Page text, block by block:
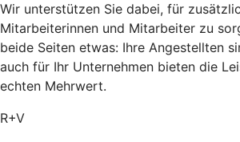
Wir unterstützen Sie dabei, für
Mitarbeiterinnen und Mitarbeiter zu
beide Seiten etwas: Ihre Angestellten
auch für Ihr Unternehmen bieten die
echten Mehrwert.
R+V